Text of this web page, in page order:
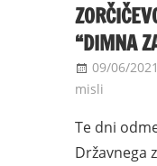
“DIMNA
09/06/2021
misli
Te dni
Državnega